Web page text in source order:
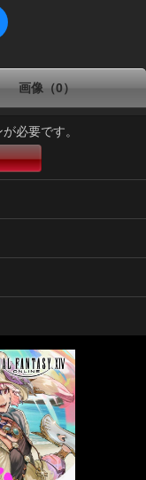
画像（0）
必要です。